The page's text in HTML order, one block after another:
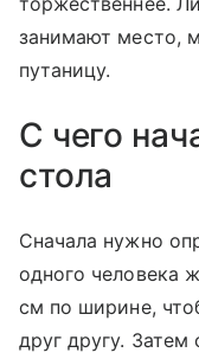
занимают место,
путаницу.
С чего
стола
Сначала нужно
одного человека
см по ширине,
друг другу.